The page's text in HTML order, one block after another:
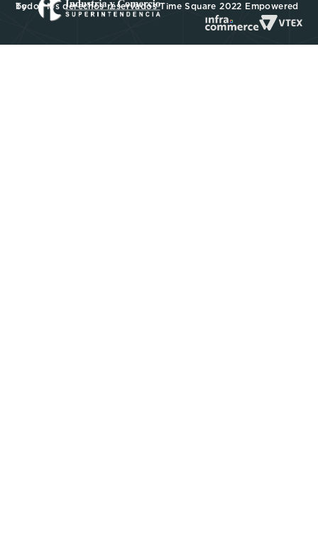
Todos los derechos reservados Time Square 2022 Empowered by